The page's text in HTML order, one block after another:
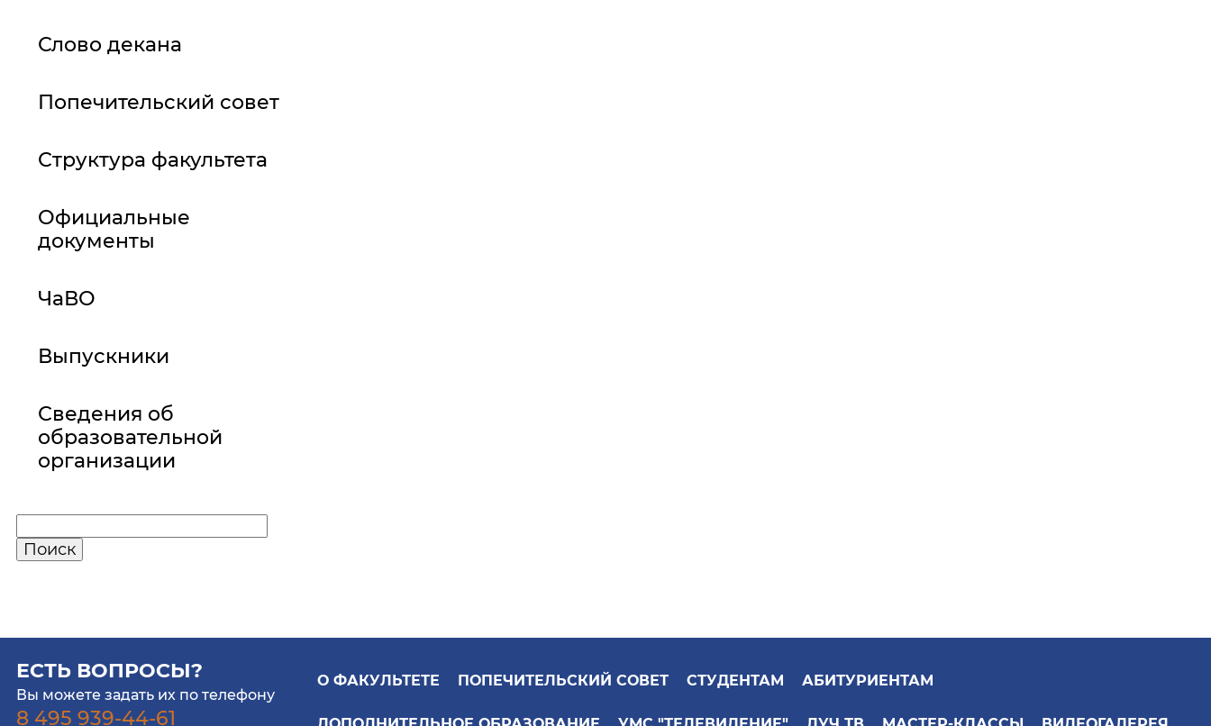
Слово декана
Попечительский совет
Структура факультета
Официальные
документы
ЧаВО
Выпускники
Сведения об
образовательной
организации
ЕСТЬ ВОПРОСЫ?
Вы можете задать их по телефону
8 495 939-44-61
О ФАКУЛЬТЕТЕ ПОПЕЧИТЕЛЬСКИЙ СОВЕТ СТУДЕНТАМ АБИТУРИЕНТАМ